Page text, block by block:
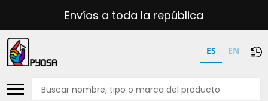
Envíos a toda la república
ES EN
Buscar